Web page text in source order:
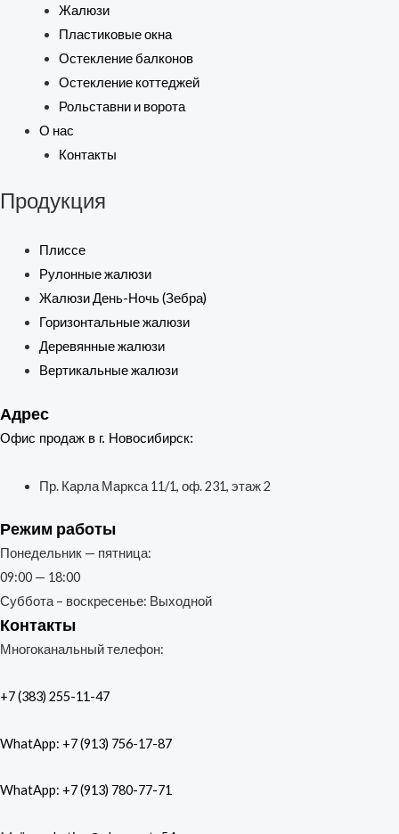
Жалюзи
Пластиковые окна
Остекление балконов
Остекление коттеджей
Рольставни и ворота
О нас
Контакты
Продукция
Плиссе
Рулонные жалюзи
Жалюзи День-Ночь (Зебра)
Горизонтальные жалюзи
Деревянные жалюзи
Вертикальные жалюзи
Адрес
Офис продаж в г. Новосибирск:
Пр. Карла Маркса 11/1, оф. 231, этаж 2
Режим работы
Понедельник — пятница:
09:00 — 18:00
Суббота – воскресенье: Выходной
Контакты
Многоканальный телефон:
+7 (383) 255-11-47
WhatApp: +7 (913) 756-17-87
WhatApp: +7 (913) 780-77-71